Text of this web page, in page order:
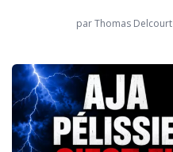
parThomas Delcourt